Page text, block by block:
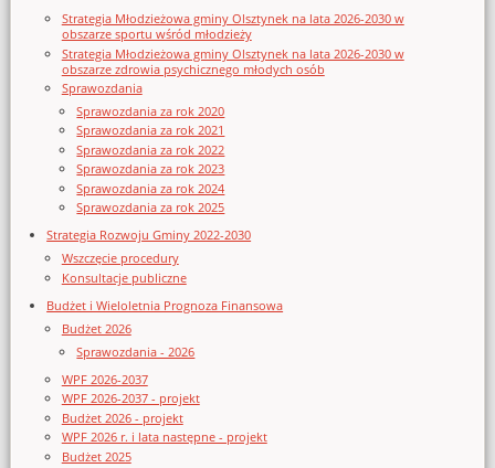
Strategia Młodzieżowa gminy Olsztynek na lata 2026-2030 w
obszarze sportu wśród młodzieży
Strategia Młodzieżowa gminy Olsztynek na lata 2026-2030 w
obszarze zdrowia psychicznego młodych osób
Sprawozdania
Sprawozdania za rok 2020
Sprawozdania za rok 2021
Sprawozdania za rok 2022
Sprawozdania za rok 2023
Sprawozdania za rok 2024
Sprawozdania za rok 2025
Strategia Rozwoju Gminy 2022-2030
Wszczęcie procedury
Konsultacje publiczne
Budżet i Wieloletnia Prognoza Finansowa
Budżet 2026
Sprawozdania - 2026
WPF 2026-2037
WPF 2026-2037 - projekt
Budżet 2026 - projekt
WPF 2026 r. i lata następne - projekt
Budżet 2025